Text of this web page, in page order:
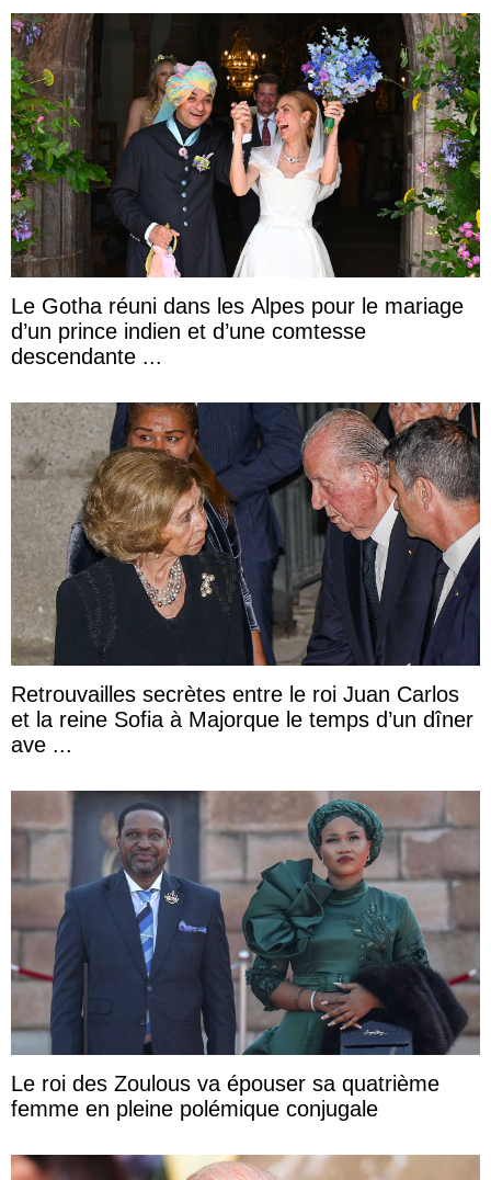
Le Gotha réuni dans les Alpes pour le mariage
d’un prince indien et d’une comtesse
descendante ...
Retrouvailles secrètes entre le roi Juan Carlos
et la reine Sofia à Majorque le temps d’un dîner
ave ...
Le roi des Zoulous va épouser sa quatrième
femme en pleine polémique conjugale